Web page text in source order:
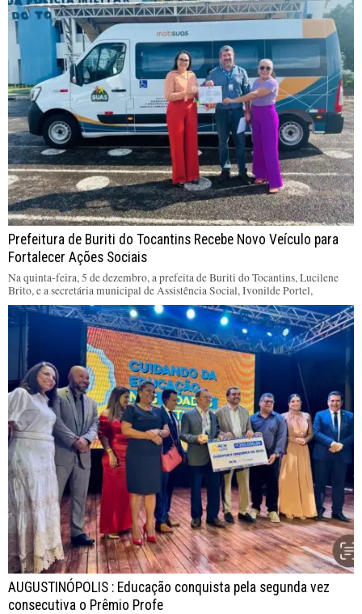
Prefeitura de Buriti do Tocantins Recebe Novo Veículo para
Fortalecer Ações Sociais
Na quinta-feira, 5 de dezembro, a prefeita de Buriti do Tocantins, Lucilene
Brito, e a secretária municipal de Assistência Social, Ivonilde Portel,
AUGUSTINÓPOLIS : Educação conquista pela segunda vez
consecutiva o Prêmio Profe